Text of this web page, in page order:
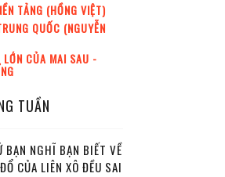
TẢNG (HỒNG VIỆT)
QUỐC (NGUYỄN
CỦA MAI SAU -
TUẦN
BẠN NGHĨ BẠN BIẾT VỀ
CỦA LIÊN XÔ ĐỀU SAI